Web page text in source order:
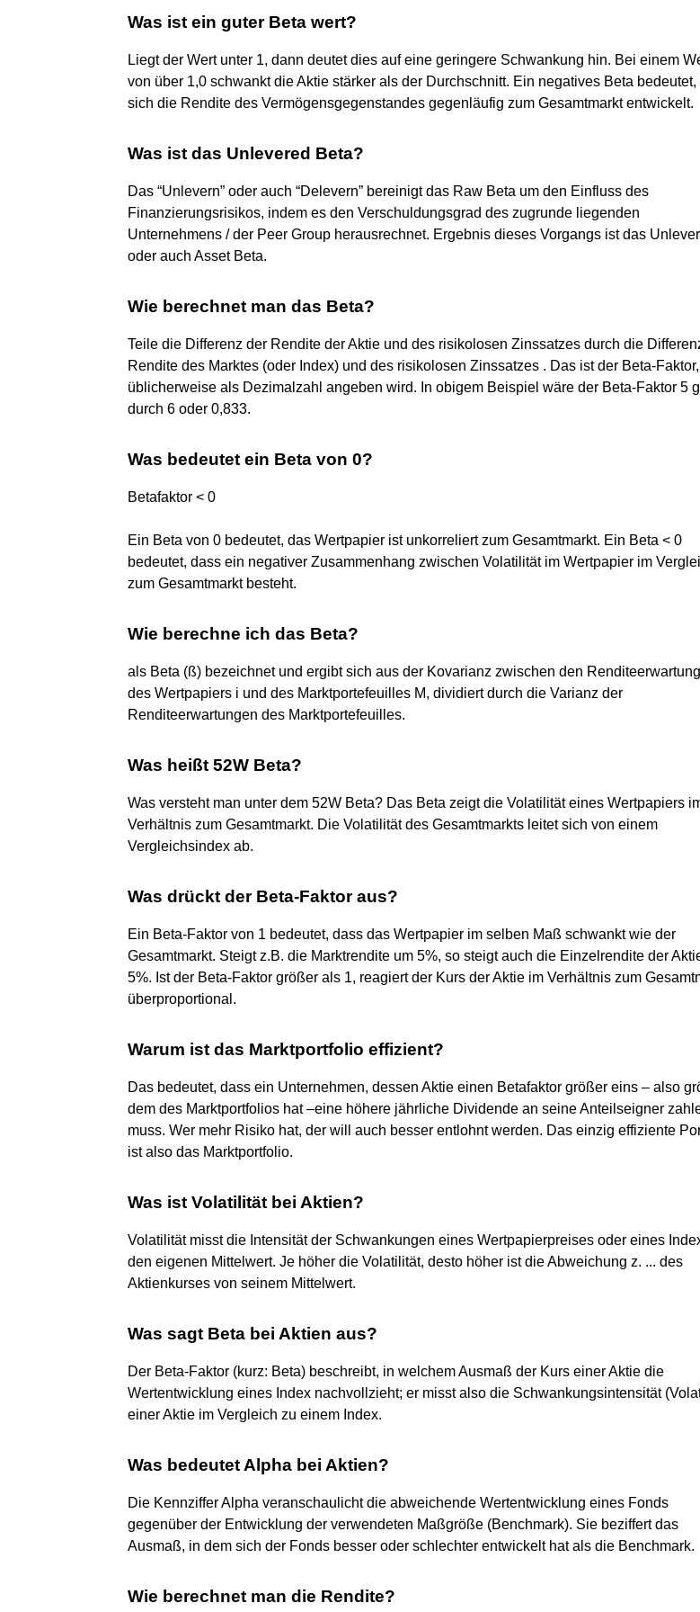
Was ist ein guter Beta wert?
Liegt der Wert unter 1, dann deutet dies auf eine geringere Schwankung hin. Bei einem
von über 1,0 schwankt die Aktie stärker als der Durchschnitt. Ein negatives Beta bedeutet,
sich die Rendite des Vermögensgegenstandes gegenläufig zum Gesamtmarkt entwickelt.
Was ist das Unlevered Beta?
Das “Unlevern” oder auch “Delevern” bereinigt das Raw Beta um den Einfluss des
Finanzierungsrisikos, indem es den Verschuldungsgrad des zugrunde liegenden
Unternehmens / der Peer Group herausrechnet. Ergebnis dieses Vorgangs ist das
oder auch Asset Beta.
Wie berechnet man das Beta?
Teile die Differenz der Rendite der Aktie und des risikolosen Zinssatzes durch die
Rendite des Marktes (oder Index) und des risikolosen Zinssatzes . Das ist der Beta-
üblicherweise als Dezimalzahl angeben wird. In obigem Beispiel wäre der Beta-Faktor 5
durch 6 oder 0,833.
Was bedeutet ein Beta von 0?
Betafaktor < 0
Ein Beta von 0 bedeutet, das Wertpapier ist unkorreliert zum Gesamtmarkt. Ein Beta < 0
bedeutet, dass ein negativer Zusammenhang zwischen Volatilität im Wertpapier im
zum Gesamtmarkt besteht.
Wie berechne ich das Beta?
als Beta (ß) bezeichnet und ergibt sich aus der Kovarianz zwischen den
des Wertpapiers i und des Marktportefeuilles M, dividiert durch die Varianz der
Renditeerwartungen des Marktportefeuilles.
Was heißt 52W Beta?
Was versteht man unter dem 52W Beta? Das Beta zeigt die Volatilität eines Wertpapiers
Verhältnis zum Gesamtmarkt. Die Volatilität des Gesamtmarkts leitet sich von einem
Vergleichsindex ab.
Was drückt der Beta-Faktor aus?
Ein Beta-Faktor von 1 bedeutet, dass das Wertpapier im selben Maß schwankt wie der
Gesamtmarkt. Steigt z.B. die Marktrendite um 5%, so steigt auch die Einzelrendite der
5%. Ist der Beta-Faktor größer als 1, reagiert der Kurs der Aktie im Verhältnis zum
überproportional.
Warum ist das Marktportfolio effizient?
Das bedeutet, dass ein Unternehmen, dessen Aktie einen Betafaktor größer eins – also
dem des Marktportfolios hat –eine höhere jährliche Dividende an seine Anteilseigner
muss. Wer mehr Risiko hat, der will auch besser entlohnt werden. Das einzig effiziente
ist also das Marktportfolio.
Was ist Volatilität bei Aktien?
Volatilität misst die Intensität der Schwankungen eines Wertpapierpreises oder eines
den eigenen Mittelwert. Je höher die Volatilität, desto höher ist die Abweichung z. ... des
Aktienkurses von seinem Mittelwert.
Was sagt Beta bei Aktien aus?
Der Beta-Faktor (kurz: Beta) beschreibt, in welchem Ausmaß der Kurs einer Aktie die
Wertentwicklung eines Index nachvollzieht; er misst also die Schwankungsintensität
einer Aktie im Vergleich zu einem Index.
Was bedeutet Alpha bei Aktien?
Die Kennziffer Alpha veranschaulicht die abweichende Wertentwicklung eines Fonds
gegenüber der Entwicklung der verwendeten Maßgröße (Benchmark). Sie beziffert das
Ausmaß, in dem sich der Fonds besser oder schlechter entwickelt hat als die Benchmark.
Wie berechnet man die Rendite?